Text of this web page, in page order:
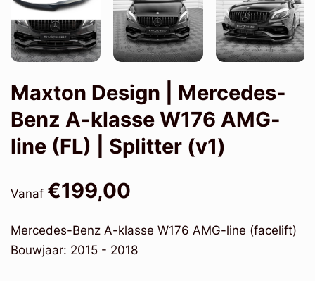
Maxton Design | Mercedes-
Benz A-klasse W176 AMG-
line (FL) | Splitter (v1)
Vanaf €199,00
Mercedes-Benz A-klasse W176 AMG-line (facelift)
Bouwjaar: 2015 - 2018